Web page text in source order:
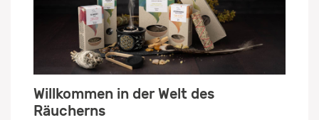
Willkommen in der Welt des
Räucherns